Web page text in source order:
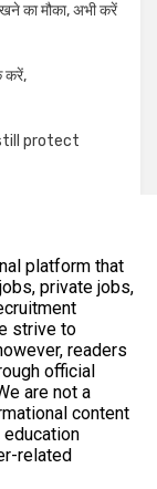
का मौका, अभी करें
करें,
protect
platform that
private jobs,
strive to
readers
official
are not a
content
related